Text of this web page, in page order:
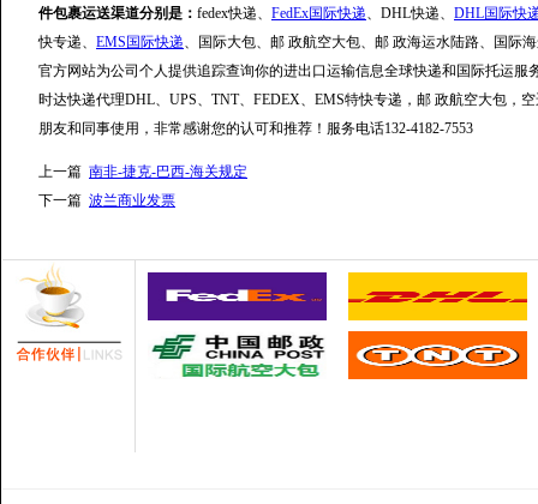
件包裹运送渠道分别是： fedex快递、 FedEx国际快递、DHL快递、 DHL国际快
快专递、 EMS国际快递、国际大包、邮 政航空大包、邮 政海运水陆路、国际
官方网站为公司个人提供追踪查询你的进出口运输信息全球快递和国际托运
时达快递代理DHL、UPS、TNT、FEDEX、EMS特快专递，邮 政航空大包，
朋友和同事使用，非常感谢您的认可和推荐！服务电话132-4182-7553
上一篇 南非-捷克-巴西-海关规定
下一篇 波兰商业发票